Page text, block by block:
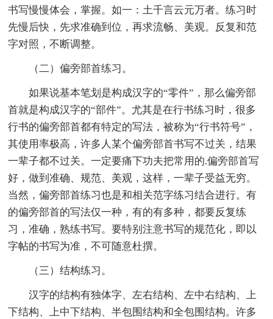
书写慢慢体会，掌握。如一：土千言云元万者。练习时
先慢后快，先求准确到位，再求流畅、美观。反复和范
字对照，不断调整。
（二）偏旁部首练习。
如果说基本笔划是构成汉字的“零件”，那么偏旁部
首就是构成汉字的“部件”。尤其是在行书练习时，很多
行书的偏旁部首都有特定的写法，被称为“行书符号”，
其使用率极高，许多人某个偏旁部首书写不过关，结果
一辈子都不过关。一定要痛下功夫把常用的.偏旁部首写
好，做到准确、规范、美观，这样，一辈子受益无穷。
当然，偏旁部首练习也是和相关范字练习结合进行。有
的偏旁部首的写法仅一种，有的有多种，都要反复练
习，准确，熟练书写。要特别注意书写的规范化，即以
字帖的书写为准，不可随意杜撰。
（三）结构练习。
汉字的结构有独体字、左右结构、左中右结构、上
下结构、上中下结构、半包围结构和全包围结构。许多